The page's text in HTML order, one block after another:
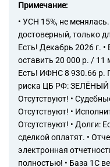
Примечание:
• УСН 15%, не
достоверный, только
Есть! Декабрь 2026 г.
оставить 20 000 р. /
Есть! ИФНС 8 930.66 р.
риска ЦБ РФ: ЗЕЛЁНЫЙ
Отсутствуют! •
Отсутствуют! •
Отсутствуют! • Долги:
сделкой оплатят. •
электронная
полностью! • База 1С